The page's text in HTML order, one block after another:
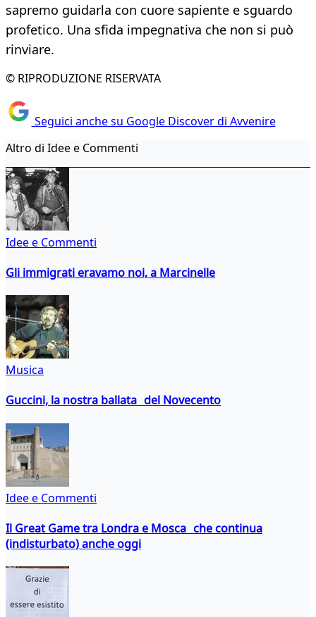
sapremo guidarla con cuore sapiente e sguardo
profetico. Una sfida impegnativa che non si può
rinviare.
© RIPRODUZIONE RISERVATA
Seguici anche su Google Discover di Avvenire
Altro di Idee e Commenti
Idee e Commenti
Gli immigrati eravamo noi, a Marcinelle
Musica
Guccini, la nostra ballata del Novecento
Idee e Commenti
Il Great Game tra Londra e Mosca che continua
(indisturbato) anche oggi